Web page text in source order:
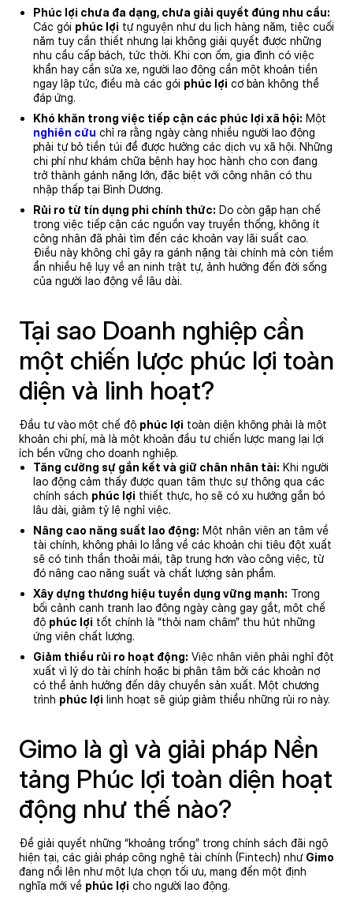
Phúc lợi chưa đa dạng, chưa giải quyết đúng nhu cầu:
Các gói phúc lợi tự nguyện như du lịch hàng năm, tiệc cuối
năm tuy cần thiết nhưng lại không giải quyết được những
nhu cầu cấp bách, tức thời. Khi con ốm, gia đình có việc
khẩn hay cần sửa xe, người lao động cần một khoản tiền
ngay lập tức, điều mà các gói phúc lợi cơ bản không thể
đáp ứng.
Khó khăn trong việc tiếp cận các phúc lợi xã hội: Một
nghiên cứu chỉ ra rằng ngày càng nhiều người lao động
phải tự bỏ tiền túi để được hưởng các dịch vụ xã hội. Những
chi phí như khám chữa bệnh hay học hành cho con đang
trở thành gánh nặng lớn, đặc biệt với công nhân có thu
nhập thấp tại Bình Dương.
Rủi ro từ tín dụng phi chính thức: Do còn gặp hạn chế
trong việc tiếp cận các nguồn vay truyền thống, không ít
công nhân đã phải tìm đến các khoản vay lãi suất cao.
Điều này không chỉ gây ra gánh nặng tài chính mà còn tiềm
ẩn nhiều hệ lụy về an ninh trật tự, ảnh hưởng đến đời sống
của người lao động về lâu dài.
Tại sao Doanh nghiệp cần
một chiến lược phúc lợi toàn
diện và linh hoạt?
Đầu tư vào một chế độ phúc lợi toàn diện không phải là một
khoản chi phí, mà là một khoản đầu tư chiến lược mang lại lợi
ích bền vững cho doanh nghiệp.
Tăng cường sự gắn kết và giữ chân nhân tài: Khi người
lao động cảm thấy được quan tâm thực sự thông qua các
chính sách phúc lợi thiết thực, họ sẽ có xu hướng gắn bó
lâu dài, giảm tỷ lệ nghỉ việc.
Nâng cao năng suất lao động: Một nhân viên an tâm về
tài chính, không phải lo lắng về các khoản chi tiêu đột xuất
sẽ có tinh thần thoải mái, tập trung hơn vào công việc, từ
đó nâng cao năng suất và chất lượng sản phẩm.
Xây dựng thương hiệu tuyển dụng vững mạnh: Trong
bối cảnh cạnh tranh lao động ngày càng gay gắt, một chế
độ phúc lợi tốt chính là “thỏi nam châm” thu hút những
ứng viên chất lượng.
Giảm thiểu rủi ro hoạt động: Việc nhân viên phải nghỉ đột
xuất vì lý do tài chính hoặc bị phân tâm bởi các khoản nợ
có thể ảnh hưởng đến dây chuyền sản xuất. Một chương
trình phúc lợi linh hoạt sẽ giúp giảm thiểu những rủi ro này.
Gimo là gì và giải pháp Nền
tảng Phúc lợi toàn diện hoạt
động như thế nào?
Để giải quyết những “khoảng trống” trong chính sách đãi ngộ
hiện tại, các giải pháp công nghệ tài chính (Fintech) như Gimo
đang nổi lên như một lựa chọn tối ưu, mang đến một định
nghĩa mới về phúc lợi cho người lao động.